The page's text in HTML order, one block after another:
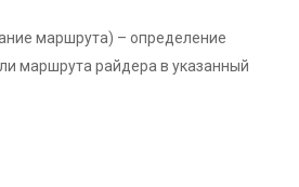
маршрута) – определение
маршрута райдера в указанный